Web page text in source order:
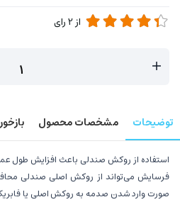
از2رای
توضیحات مشخصات محصول
استفاده از روکش صندلی باعث افزایش طول
فرسایش می‌تواند از روکش اصلی صندلی
صورت وارد شدن صدمه به روکش اصلی یا